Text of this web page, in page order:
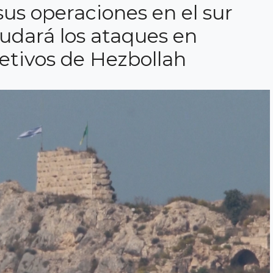
operaciones en el sur
los ataques en
de Hezbollah